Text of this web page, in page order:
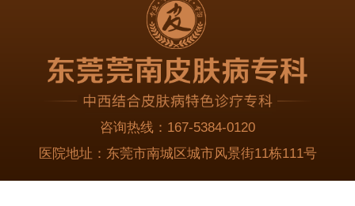
咨询热线： 167-5384-0120
医院地址： 东莞市南城区城市风景街11栋111号